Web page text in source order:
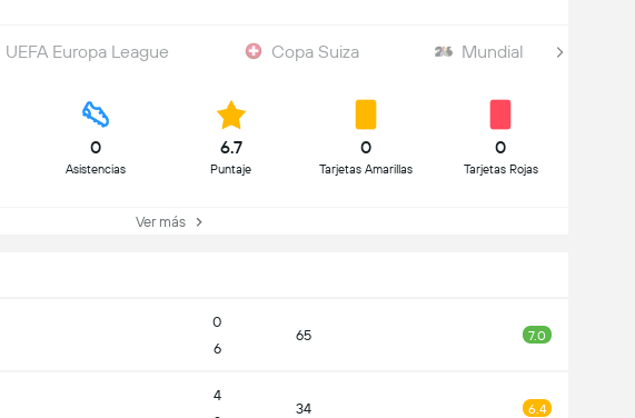
UEFA Europa League Copa Suiza Mundial
0
Asistencias
6.7
Puntaje
0
Tarjetas Amarillas
0
Tarjetas Rojas
Ver más
0
6
65 7.0
4
34 6.4